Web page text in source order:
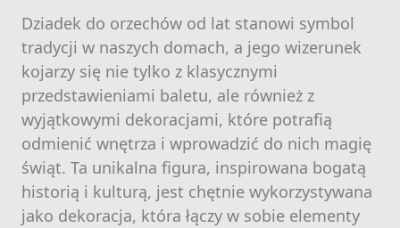
Dziadek do orzechów od lat stanowi symbol
tradycji w naszych domach, a jego wizerunek
kojarzy się nie tylko z klasycznymi
przedstawieniami baletu, ale również z
wyjątkowymi dekoracjami, które potrafią
odmienić wnętrza i wprowadzić do nich magię
świąt. Ta unikalna figura, inspirowana bogatą
historią i kulturą, jest chętnie wykorzystywana
jako dekoracja, która łączy w sobie elementy